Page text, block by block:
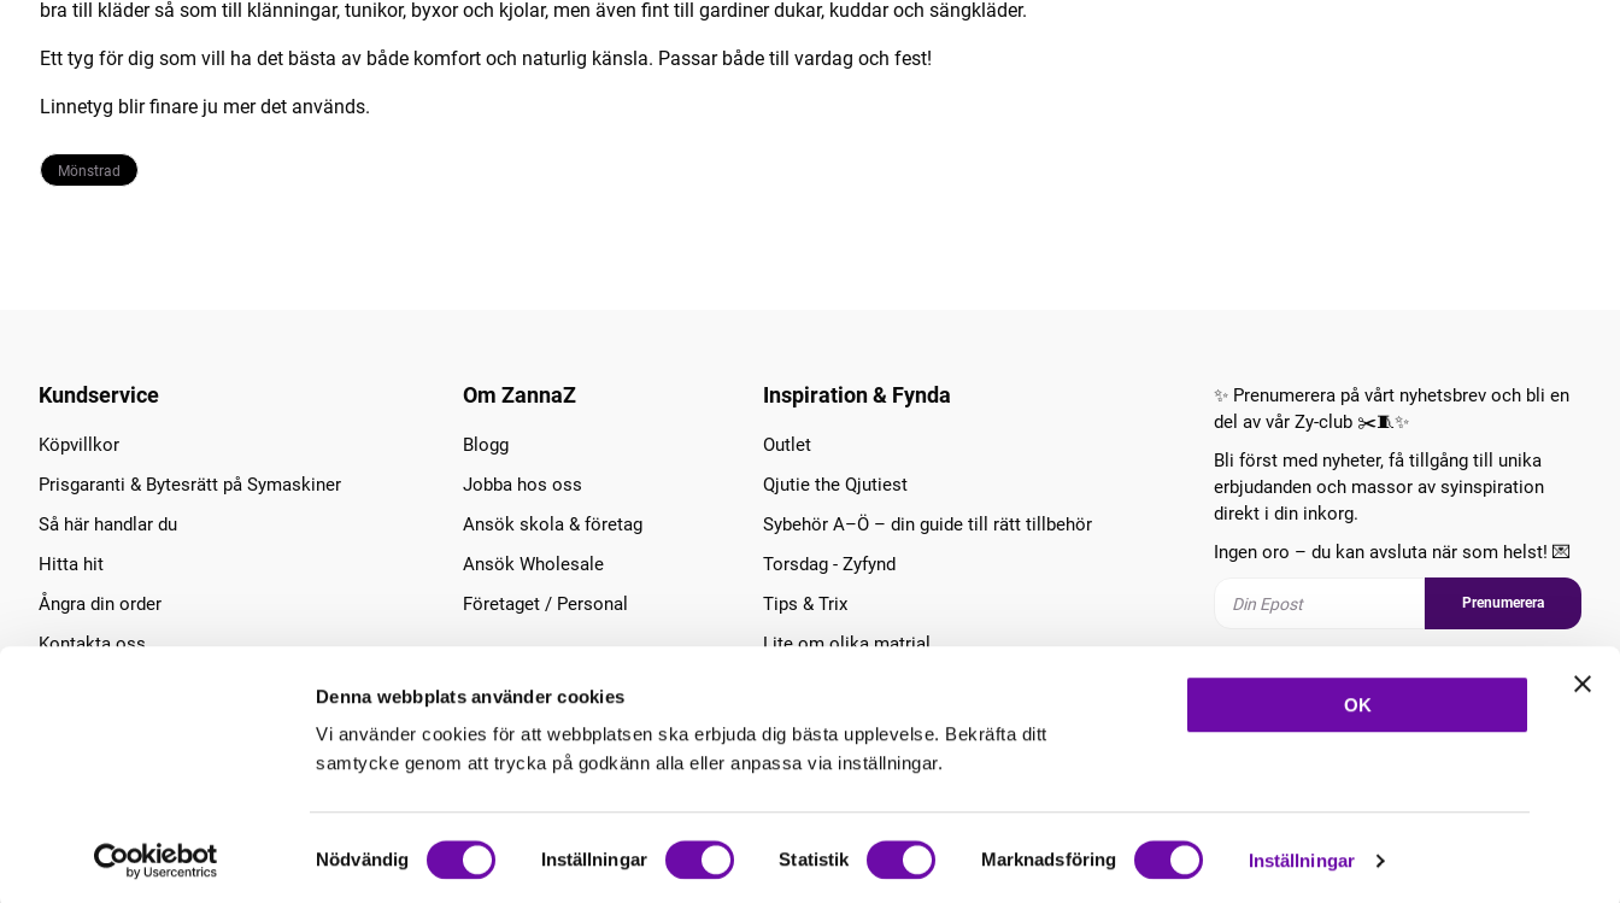
Denna webbplats använder cookies
Vi använder cookies för att webbplatsen ska erbjuda dig bästa upplevelse. Bekräfta ditt
samtycke genom att trycka på godkänn alla eller anpassa via inställningar.
Samtyckesval
Nödvändig Inställningar Statistik Marknadsföring Inställningar
OK
bra till kläder så som till klänningar, tunikor, byxor och kjolar, men även fint till gardiner dukar, kuddar och sängkläder.
Ett tyg för dig som vill ha det bästa av både komfort och naturlig känsla. Passar både till vardag och fest!
Linnetyg blir finare ju mer det används.
Mönstrad
Kundservice
Köpvillkor
Prisgaranti & Bytesrätt på Symaskiner
Så här handlar du
Hitta hit
Ångra din order
Kontakta oss
Om ZannaZ
Blogg
Jobba hos oss
Ansök skola & företag
Ansök Wholesale
Företaget / Personal
Inspiration & Fynda
Outlet
Qjutie the Qjutiest
Sybehör A–Ö – din guide till rätt tillbehör
Torsdag - Zyfynd
Tips & Trix
Lite om olika matrial
✨ Prenumerera på vårt nyhetsbrev och bli en
del av vår Zy-club ✂️🧵✨
Bli först med nyheter, få tillgång till unika
erbjudanden och massor av syinspiration
direkt i din inkorg.
Ingen oro – du kan avsluta när som helst! 💌
Prenumerera
. Copyright © 2026 ZannaZ Skapad med